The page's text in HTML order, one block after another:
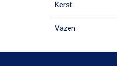
Kerst
Vazen